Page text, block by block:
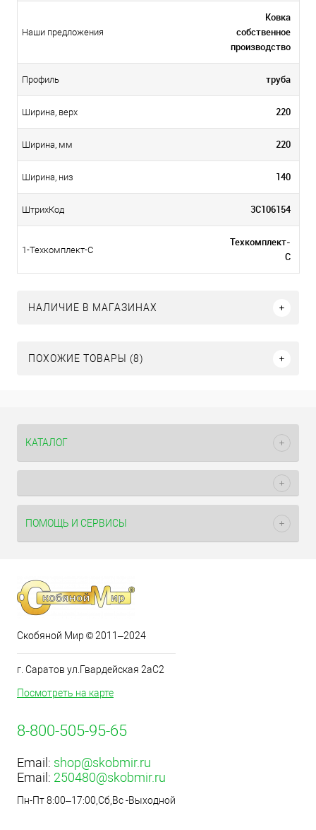
Наши предложения
Ковка
собственное
производство
Профиль труба
Ширина, верх 220
Ширина, мм 220
Ширина, низ 140
ШтрихКод 3С106154
1-Техкомплект-С
Техкомплект-
С
НАЛИЧИЕ В МАГАЗИНАХ
ПОХОЖИЕ ТОВАРЫ (8)
КАТАЛОГ
ПОМОЩЬ И СЕРВИСЫ
Скобяной Мир © 2011–2024
г. Саратов ул.Гвардейская 2аС2
Посмотреть на карте
8-800-505-95-65
Email: shop@skobmir.ru
Email: 250480@skobmir.ru
Пн-Пт 8:00–17:00,Сб,Вс -Выходной